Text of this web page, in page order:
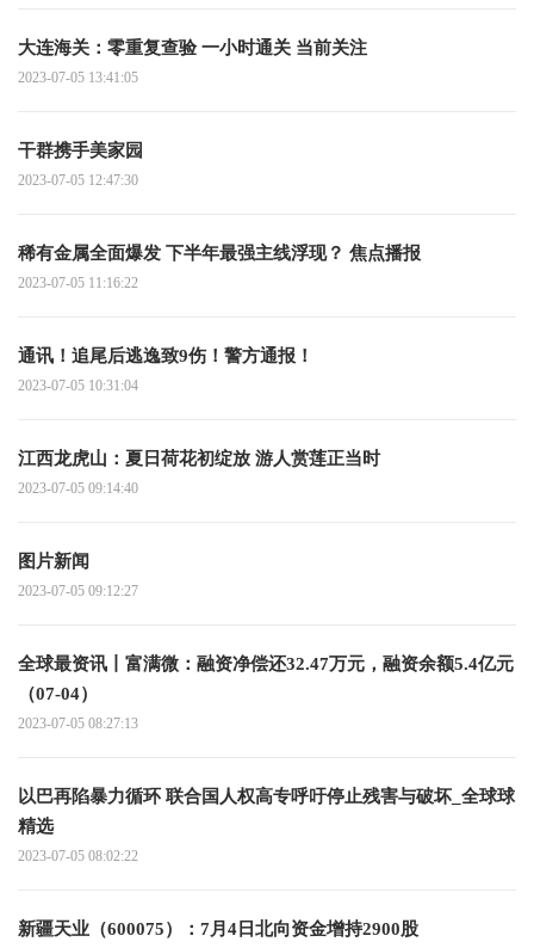
大连海关：零重复查验 一小时通关 当前关注
2023-07-05 13:41:05
干群携手美家园
2023-07-05 12:47:30
稀有金属全面爆发 下半年最强主线浮现？ 焦点播报
2023-07-05 11:16:22
通讯！追尾后逃逸致9伤！警方通报！
2023-07-05 10:31:04
江西龙虎山：夏日荷花初绽放 游人赏莲正当时
2023-07-05 09:14:40
图片新闻
2023-07-05 09:12:27
全球最资讯丨富满微：融资净偿还32.47万元，融资余额5.4亿元
（07-04）
2023-07-05 08:27:13
以巴再陷暴力循环 联合国人权高专呼吁停止残害与破坏_全球球
精选
2023-07-05 08:02:22
新疆天业（600075）：7月4日北向资金增持2900股